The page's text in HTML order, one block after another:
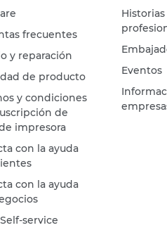
frecuentes
y reparación
de producto
y condiciones
de
impresora
con la ayuda
con la ayuda
service
Eventos